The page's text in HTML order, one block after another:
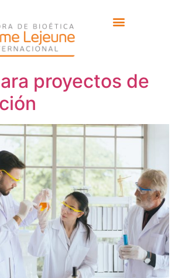
Carlos
proyectos de